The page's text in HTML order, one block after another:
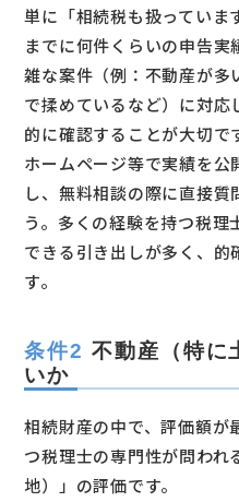
単に「相続税も扱っていま
までに何件くらいの申告
雑な案件（例：不動産が多
で揉めているなど）に対
的に確認することが大切で
ホームページ等で実績を公
し、無料相談の際に直接質
う。多くの経験を持つ税理
できる引き出しが多く、的
す。
条件2 不動産（特に
いか
相続財産の中で、評価額が
つ税理士の専門性が問われ
地）」の評価です。